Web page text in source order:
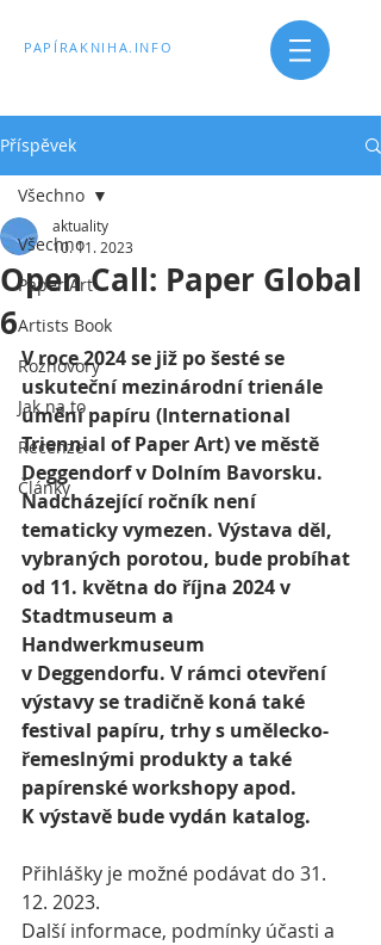
PAPÍRAKNIHA.INFO
Příspěvek
Všechno
Paper Art
Artists Book
Rozhovory
Jak na to
Recenze
Články
Všechno
Open Call: Paper Global
6
aktuality
10. 11. 2023
V roce 2024 se již po šesté se
uskuteční mezinárodní trienále
umění papíru (International
Triennial of Paper Art) ve městě
Deggendorf v Dolním Bavorsku.
Nadcházející ročník není
tematicky vymezen. Výstava děl,
vybraných porotou, bude probíhat
od 11. května do října 2024 v
Stadtmuseum a
Handwerkmuseum
v Deggendorfu. V rámci otevření
výstavy se tradičně koná také
festival papíru, trhy s umělecko-
řemeslnými produkty a také
papírenské workshopy apod.
K výstavě bude vydán katalog.
Přihlášky je možné podávat do 31.
12. 2023.
Další informace, podmínky účasti a